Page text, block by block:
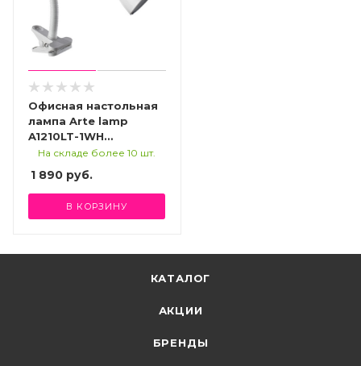
Офисная настольная
лампа Arte lamp
A1210LT-1WH
СВЕТИЛЬНИК
На складе более 10 шт.
1 890 руб.
В КОРЗИНУ
КАТАЛОГ
АКЦИИ
БРЕНДЫ